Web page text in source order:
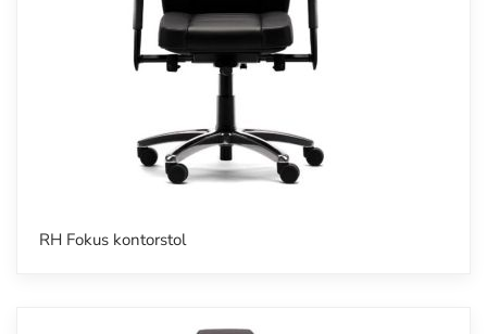
RH Fokus kontorstol